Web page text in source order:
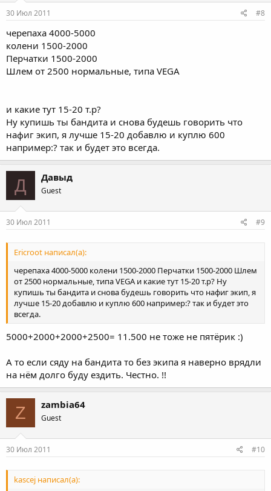
30 Июл 2011 #8
черепаха 4000-5000
колени 1500-2000
Перчатки 1500-2000
Шлем от 2500 нормальные, типа VEGA
и какие тут 15-20 т.р?
Ну купишь ты бандита и снова будешь говорить что
нафиг экип, я лучше 15-20 добавлю и куплю 600
например:? так и будет это всегда.
Д Давыд
Guest
30 Июл 2011 #9
Ericroot написал(а):
черепаха 4000-5000 колени 1500-2000 Перчатки 1500-2000 Шлем
от 2500 нормальные, типа VEGA и какие тут 15-20 т.р? Ну
купишь ты бандита и снова будешь говорить что нафиг экип, я
лучше 15-20 добавлю и куплю 600 например:? так и будет это
всегда.
5000+2000+2000+2500= 11.500 не тоже не пятёрик :)
А то если сяду на бандита то без экипа я наверно врядли
на нём долго буду ездить. Честно. !!
Z zambia64
Guest
30 Июл 2011 #10
kascej написал(а):